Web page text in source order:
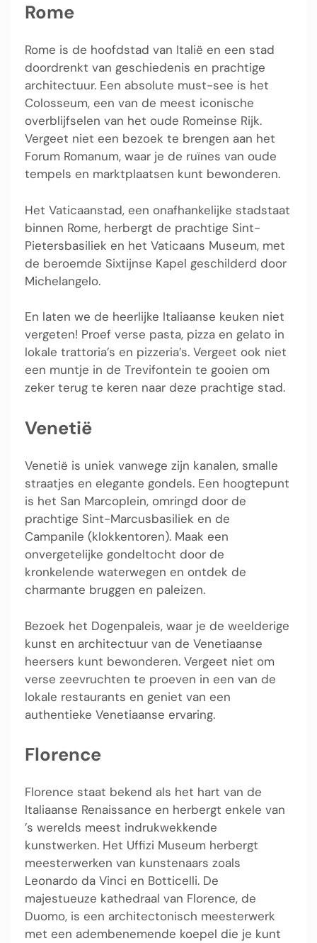
Rome
Rome is de hoofdstad van Italië en een stad
doordrenkt van geschiedenis en prachtige
architectuur. Een absolute must-see is het
Colosseum, een van de meest iconische
overblijfselen van het oude Romeinse Rijk.
Vergeet niet een bezoek te brengen aan het
Forum Romanum, waar je de ruïnes van oude
tempels en marktplaatsen kunt bewonderen.
Het Vaticaanstad, een onafhankelijke stadstaat
binnen Rome, herbergt de prachtige Sint-
Pietersbasiliek en het Vaticaans Museum, met
de beroemde Sixtijnse Kapel geschilderd door
Michelangelo.
En laten we de heerlijke Italiaanse keuken niet
vergeten! Proef verse pasta, pizza en gelato in
lokale trattoria’s en pizzeria’s. Vergeet ook niet
een muntje in de Trevifontein te gooien om
zeker terug te keren naar deze prachtige stad.
Venetië
Venetië is uniek vanwege zijn kanalen, smalle
straatjes en elegante gondels. Een hoogtepunt
is het San Marcoplein, omringd door de
prachtige Sint-Marcusbasiliek en de
Campanile (klokkentoren). Maak een
onvergetelijke gondeltocht door de
kronkelende waterwegen en ontdek de
charmante bruggen en paleizen.
Bezoek het Dogenpaleis, waar je de weelderige
kunst en architectuur van de Venetiaanse
heersers kunt bewonderen. Vergeet niet om
verse zeevruchten te proeven in een van de
lokale restaurants en geniet van een
authentieke Venetiaanse ervaring.
Florence
Florence staat bekend als het hart van de
Italiaanse Renaissance en herbergt enkele van
’s werelds meest indrukwekkende
kunstwerken. Het Uffizi Museum herbergt
meesterwerken van kunstenaars zoals
Leonardo da Vinci en Botticelli. De
majestueuze kathedraal van Florence, de
Duomo, is een architectonisch meesterwerk
met een adembenemende koepel die je kunt